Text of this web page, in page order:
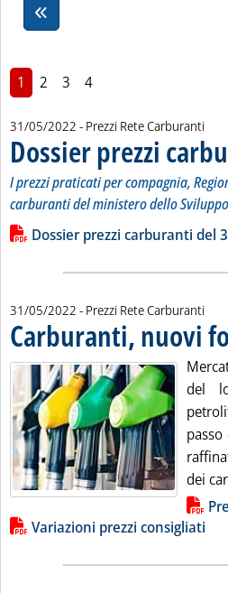
1 2 3 4
31/05/2022 - Prezzi Rete Carburanti
Dossier prezzi
I prezzi praticati per compagnia,
carburanti del ministero dello
Leggi tutta la notizia: 'Dossier
Lista allegati PDF alla
Dossier prezzi carburanti del
31/05/2022 - Prezzi Rete Carburanti
Carburanti, nuovi
del
dei
Lista allegati PDF alla
Variazioni prezzi consigliati